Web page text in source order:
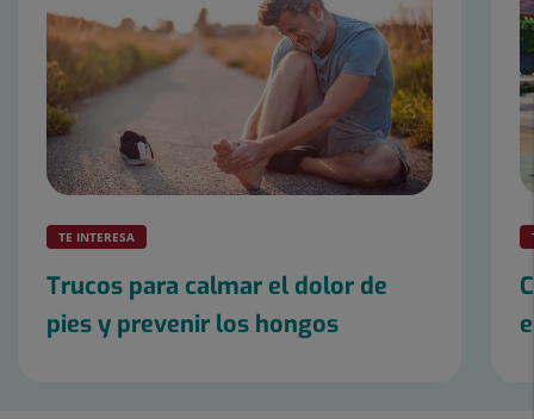
TE INTERESA
Trucos para calmar el dolor de
pies y prevenir los hongos